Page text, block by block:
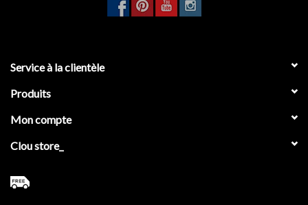
Service à la clientèle
Produits
Mon compte
Clou store_